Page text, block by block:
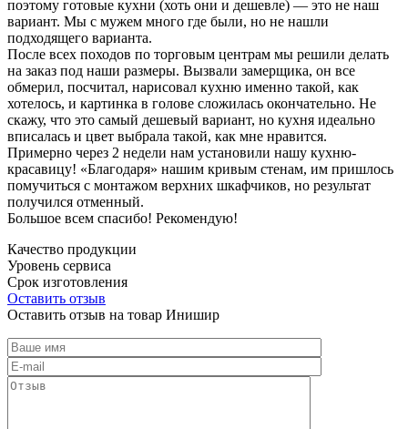
поэтому готовые кухни (хоть они и дешевле) — это не наш
вариант. Мы с мужем много где были, но не нашли
подходящего варианта.
После всех походов по торговым центрам мы решили делать
на заказ под наши размеры. Вызвали замерщика, он все
обмерил, посчитал, нарисовал кухню именно такой, как
хотелось, и картинка в голове сложилась окончательно. Не
скажу, что это самый дешевый вариант, но кухня идеально
вписалась и цвет выбрала такой, как мне нравится.
Примерно через 2 недели нам установили нашу кухню-
красавицу! «Благодаря» нашим кривым стенам, им пришлось
помучиться с монтажом верхних шкафчиков, но результат
получился отменный.
Большое всем спасибо! Рекомендую!
Качество продукции
Уровень сервиса
Срок изготовления
Оставить отзыв
Оставить отзыв на товар Инишир